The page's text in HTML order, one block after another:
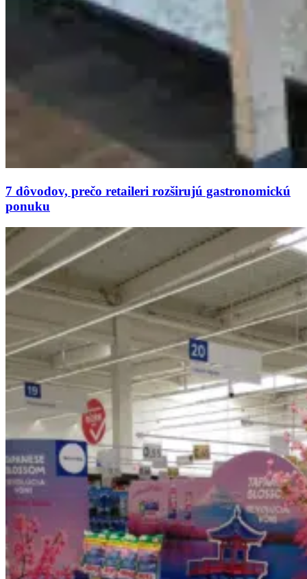
7 dôvodov, prečo retaileri rozširujú gastronomickú
ponuku